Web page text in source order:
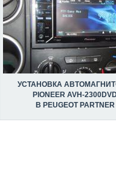
УСТАНОВКА
PIONEER AVH-
В PEUGEOT PARTNER